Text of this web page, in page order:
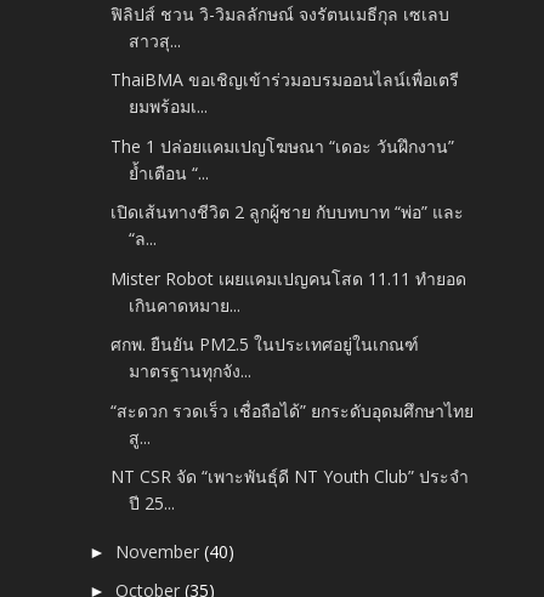
ฟิลิปส์ ชวน วิ-วิมลลักษณ์ จงรัตนเมธีกุล เซเลบ
สาวสุ...
ThaiBMA ขอเชิญเข้าร่วมอบรมออนไลน์เพื่อเตรี
ยมพร้อมเ...
The 1 ปล่อยแคมเปญโฆษณา “เดอะ วันฝึกงาน”
ย้ำเตือน “...
เปิดเส้นทางชีวิต 2 ลูกผู้ชาย กับบทบาท “พ่อ” และ
“ล...
Mister Robot เผยแคมเปญคนโสด 11.11 ทำยอด
เกินคาดหมาย...
ศกพ. ยืนยัน PM2.5 ในประเทศอยู่ในเกณฑ์
มาตรฐานทุกจัง...
“สะดวก รวดเร็ว เชื่อถือได้” ยกระดับอุดมศึกษาไทย
สู...
NT CSR จัด “เพาะพันธุ์ดี NT Youth Club” ประจำ
ปี 25...
► November(40)
►October(35)